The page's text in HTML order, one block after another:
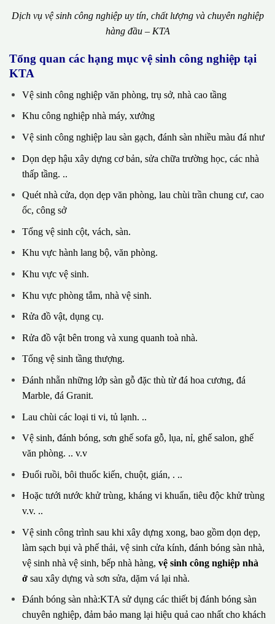
Dịch vụ vệ sinh công nghiệp uy tín, chất lượng và chuyên nghiệp
hàng đầu – KTA
Tổng quan các hạng mục vệ sinh công nghiệp tại
KTA
Vệ sinh công nghiệp văn phòng, trụ sở, nhà cao tầng
Khu công nghiệp nhà máy, xưởng
Vệ sinh công nghiệp lau sàn gạch, đánh sàn nhiều màu đá như
Dọn dẹp hậu xây dựng cơ bản, sửa chữa trường học, các nhà
thấp tầng. ..
Quét nhà cửa, dọn dẹp văn phòng, lau chùi trần chung cư, cao
ốc, công sở
Tổng vệ sinh cột, vách, sàn.
Khu vực hành lang bộ, văn phòng.
Khu vực vệ sinh.
Khu vực phòng tắm, nhà vệ sinh.
Rửa đồ vật, dụng cụ.
Rửa đồ vật bên trong và xung quanh toà nhà.
Tổng vệ sinh tầng thượng.
Đánh nhẵn những lớp sàn gỗ đặc thù từ đá hoa cương, đá
Marble, đá Granit.
Lau chùi các loại ti vi, tủ lạnh. ..
Vệ sinh, đánh bóng, sơn ghế sofa gỗ, lụa, nỉ, ghế salon, ghế
văn phòng. .. v.v
Đuổi ruồi, bôi thuốc kiến, chuột, gián, . ..
Hoặc tưới nước khử trùng, kháng vi khuẩn, tiêu độc khử trùng
v.v. ..
Vệ sinh công trình sau khi xây dựng xong, bao gồm dọn dẹp,
làm sạch bụi và phế thải, vệ sinh cửa kính, đánh bóng sàn nhà,
vệ sinh nhà vệ sinh, bếp nhà hàng, vệ sinh công nghiệp nhà
ởsau xây dựng và sơn sửa, dặm vá lại nhà.
Đánh bóng sàn nhà:KTA sử dụng các thiết bị đánh bóng sàn
chuyên nghiệp, đảm bảo mang lại hiệu quả cao nhất cho khách